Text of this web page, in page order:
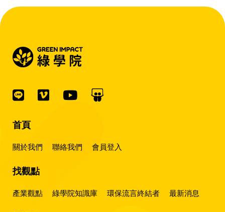
首頁
關於我們 聯絡我們 會員登入
找觀點
產業觀點 綠學院知識庫 環保流言終結者 最新消息